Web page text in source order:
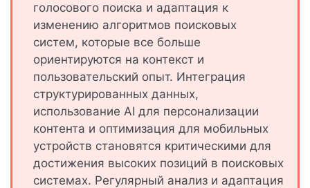
голосового поиска и адаптация к
изменению алгоритмов поисковых
систем, которые все больше
ориентируются на контекст и
пользовательский опыт. Интеграция
структурированных данных,
использование AI для персонализации
контента и оптимизация для мобильных
устройств становятся критическими для
достижения высоких позиций в поисковых
системах. Регулярный анализ и адаптация